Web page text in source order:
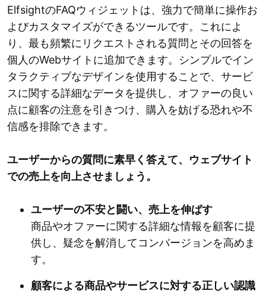
ElfsightのFAQウィジェットは、強力で簡単に操作お
よびカスタマイズができるツールです。これによ
り、最も頻繁にリクエストされる質問とその回答を
個人のWebサイトに追加できます。シンプルでイン
タラクティブなデザインを使用することで、サービ
スに関する詳細なデータを提供し、オファーの良い
点に顧客の注意を引きつけ、購入を妨げる恐れや不
信感を排除できます。
ユーザーからの質問に素早く答えて、ウェブサイト
での売上を向上させましょう。
ユーザーの不安と闘い、売上を伸ばす
商品やオファーに関する詳細な情報を顧客に提
供し、疑念を解消してコンバージョンを高めま
す。
顧客による商品やサービスに対する正しい認識